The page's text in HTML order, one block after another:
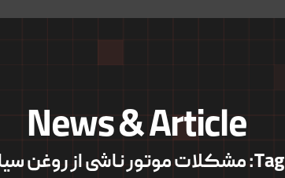
News & Article
Tag: مشکلات موتور ناشی از روغن سیاه